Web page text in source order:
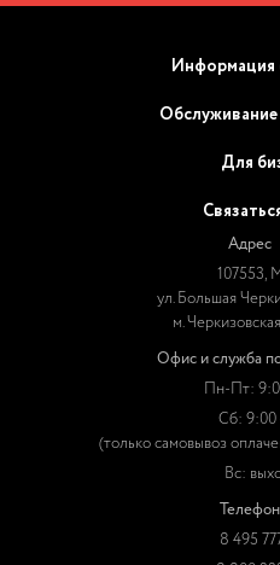
Информация
Обслуживание
Для
Адрес
107553,
ул. Большая
м.
Офис и служба
Пн-Пт:
Сб: 9:00
(только самовывоз
Вс:
Телефон
8 495